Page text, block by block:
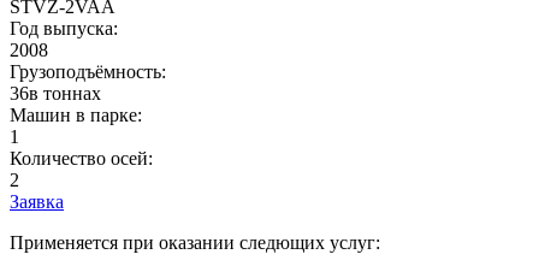
STVZ-2VAA
Год выпуска:
2008
Грузоподъёмность:
36в тоннах
Машин в парке:
1
Количество осей:
2
Заявка
Применяется при оказании следющих услуг: